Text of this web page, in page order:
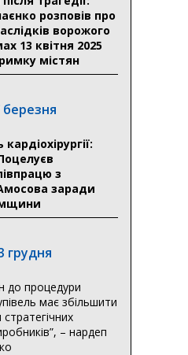
розповів про
ворожого
13 квітня 2025
містян
березня
з
заради
грудня
до процедури
має збільшити
– нардеп